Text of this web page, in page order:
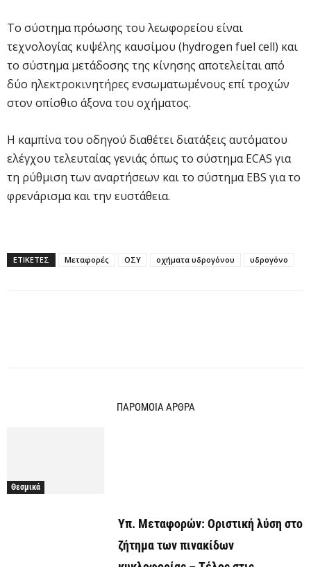
Το σύστημα πρόωσης του λεωφορείου είναι
τεχνολογίας κυψέλης καυσίμου (hydrogen fuel cell) και
το σύστημα μετάδοσης της κίνησης αποτελείται από
δύο ηλεκτροκινητήρες ενσωματωμένους επί τροχών
στον οπίσθιο άξονα του οχήματος.
Η καμπίνα του οδηγού διαθέτει διατάξεις αυτόματου
ελέγχου τελευταίας γενιάς όπως το σύστημα ECAS για
τη ρύθμιση των αναρτήσεων και το σύστημα EBS για το
φρενάρισμα και την ευστάθεια.
ΕΤΙΚΕΤΕΣ Μεταφορές ΟΣΥ οχήματα υδρογόνου υδρογόνο
ΠΑΡΟΜΟΙΑ ΑΡΘΡΑ
Θεσμικά
Υπ. Μεταφορών: Οριστική λύση στο
ζήτημα των πινακίδων